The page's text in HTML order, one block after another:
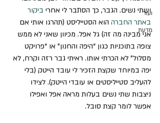
ועוד
מדעת
ושתי נשים. הגבר, כך הסתבר לי אחרי ביקור
באתר החברה הוא הסטייליסט (תהרגו אותי אם
אני מבינה מה זה) גל אפל. מכיוון שאני לא ממש
צופה בתוכניות כגון “היפה והחנון” או “פרויקט
מסלול” לא הכרתי אותו. ראיתי גבר רזה וקרח, לא
יפה במיוחד שקצת הזכיר לי עובד הייטק (בלי
להעליב סטייליסטים או עובדי הייטק). לצידו
ניצבות שתי נשים בעלות מראה אפל ואפילו
אפשר לומר קצת סובל.